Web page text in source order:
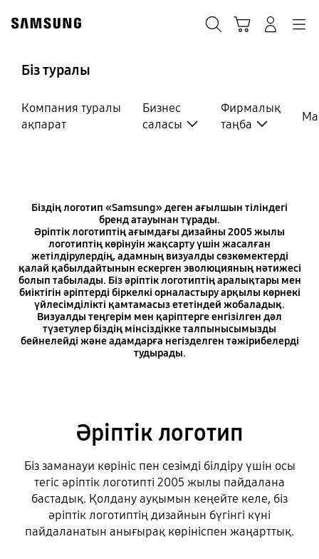
content
Біз туралы
Компания туралы
ақпарат
Бизнес
саласы
Фирмалық
таңба
Қарапайым,
Біздің логотип «Samsung» деген ағылшын тіліндегі
бренд атауынан тұрады.
Әріптік логотиптің ағымдағы дизайны 2005 жылы
логотиптің көрінуін жақсарту үшін жасалған
жетілдірулердің, адамның визуалды сөзкөмектерді
қалай қабылдайтынын ескерген эволюцияның нәтижесі
болып табылады. Біз әріптік логотиптің аралықтары мен
биіктігін әріптерді біркелкі орналастыру арқылы көрнекі
үйлесімділікті қамтамасыз ететіндей жобаладық.
Визуалды теңгерім мен қаріптерге енгізілген дәл
түзетулер біздің мінсіздікке талпынысымызды
бейнелейді және адамдарға негізделген тәжірибелерді
тудырады.
Әріптік логотип
Біз заманауи көрініс пен сезімді білдіру үшін осы
тегіс әріптік логотипті 2005 жылы пайдалана
бастадық. Қолдану ауқымын кеңейте келе, біз
әріптік логотиптің дизайнын бүгінгі күні
пайдаланатын анығырақ көрініспен жаңарттық.